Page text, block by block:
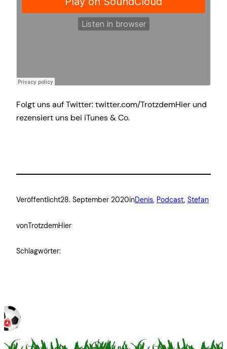
Folgt uns auf Twitter: twitter.com/TrotzdemHier und
rezensiert uns bei iTunes & Co.
Veröffentlicht28. September 2020inDenis, Podcast, Stefan
vonTrotzdemHier
Schlagwörter: